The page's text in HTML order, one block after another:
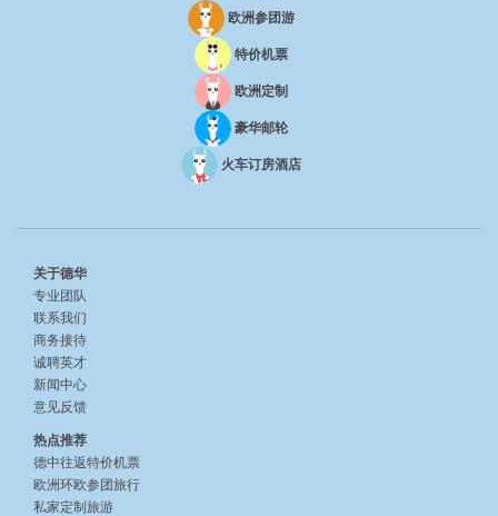
欧洲参团游
特价机票
欧洲定制
豪华邮轮
火车订房酒店
关于德华
专业团队
联系我们
商务接待
诚聘英才
新闻中心
意见反馈
热点推荐
德中往返特价机票
欧洲环欧参团旅行
私家定制旅游